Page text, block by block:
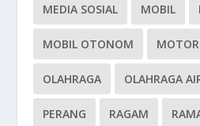
MEDIA SOSIAL MOBIL
MOBIL OTONOM MOTOR
OLAHRAGA OLAHRAGA
PERANG RAGAM